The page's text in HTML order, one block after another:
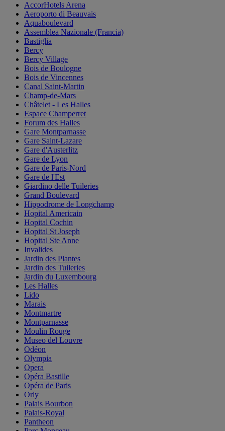
AccorHotels Arena
Aeroporto di Beauvais
Aquaboulevard
Assemblea Nazionale (Francia)
Bastiglia
Bercy
Bercy Village
Bois de Boulogne
Bois de Vincennes
Canal Saint-Martin
Champ-de-Mars
Châtelet - Les Halles
Espace Champerret
Forum des Halles
Gare Montparnasse
Gare Saint-Lazare
Gare d'Austerlitz
Gare de Lyon
Gare de Paris-Nord
Gare de l'Est
Giardino delle Tuileries
Grand Boulevard
Hippodrome de Longchamp
Hopital Americain
Hopital Cochin
Hopital St Joseph
Hopital Ste Anne
Invalides
Jardin des Plantes
Jardin des Tuileries
Jardin du Luxembourg
Les Halles
Lido
Marais
Montmartre
Montparnasse
Moulin Rouge
Museo del Louvre
Odéon
Olympia
Opera
Opéra Bastille
Opéra de Paris
Orly
Palais Bourbon
Palais-Royal
Pantheon